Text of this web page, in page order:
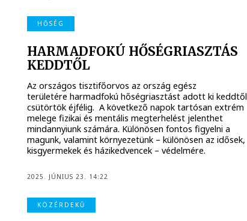
HŐSÉG
HARMADFOKÚ HŐSÉGRIASZTÁS
KEDDTŐL
Az országos tisztifőorvos az ország egész
területére harmadfokú hőségriasztást adott ki keddtől
csütörtök éjfélig. A következő napok tartósan extrém
melege fizikai és mentális megterhelést jelenthet
mindannyiunk számára. Különösen fontos figyelni a
magunk, valamint környezetünk – különösen az idősek,
kisgyermekek és házikedvencek – védelmére.
2025. JÚNIUS 23. 14:22
KÖZÉRDEKŰ